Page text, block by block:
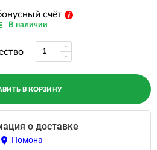
счёт
В наличии
В КОРЗИНУ
о доставке
Помона